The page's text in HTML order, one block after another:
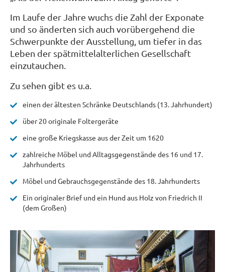
Im Laufe der Jahre wuchs die Zahl der Exponate
und so änderten sich auch vorübergehend die
Schwerpunkte der Ausstellung, um tiefer in das
Leben der spätmittelalterlichen Gesellschaft
einzutauchen.
Zu sehen gibt es u.a.
einen der ältesten Schränke Deutschlands (13. Jahrhundert)
über 20 originale Foltergeräte
eine große Kriegskasse aus der Zeit um 1620
zahlreiche Möbel und Alltagsgegenstände des 16 und 17.
Jahrhunderts
Möbel und Gebrauchsgegenstände des 18. Jahrhunderts
Ein originaler Brief und ein Hund aus Holz von Friedrich II
(dem Großen)